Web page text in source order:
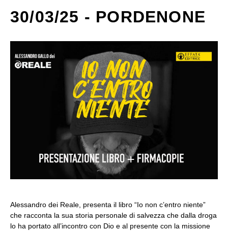
30/03/25 - PORDENONE
Alessandro dei Reale, presenta il libro “Io non c’entro niente”
che racconta la sua storia personale di salvezza che dalla droga
lo ha portato all’incontro con Dio e al presente con la missione